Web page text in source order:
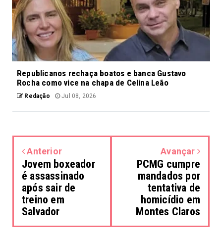
Republicanos rechaça boatos e banca Gustavo
Rocha como vice na chapa de Celina Leão
Redação Jul 08, 2026
Anterior
Jovem boxeador
é assassinado
após sair de
treino em
Salvador
Avançar
PCMG cumpre
mandados por
tentativa de
homicídio em
Montes Claros